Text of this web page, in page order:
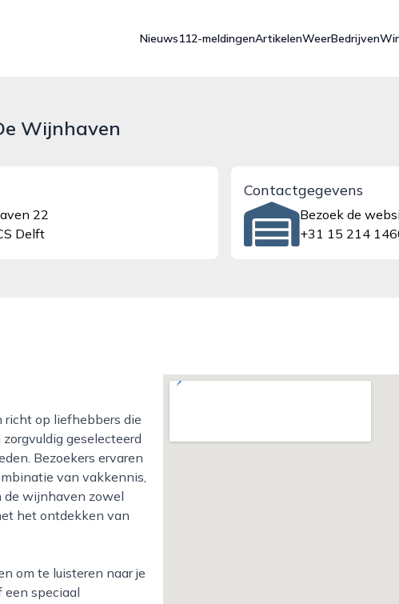
Nieuws112-meldingenArtikelenWeerBedrijven
Wijnhaven
22
Delft
Contactgegevens
Bezoek de
+31 15 214
geselecteerd
Bezoekers ervaren
van vakkennis,
de wijnhaven zowel
het ontdekken van
een speciaal